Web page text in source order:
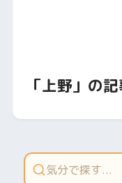
「上野」の